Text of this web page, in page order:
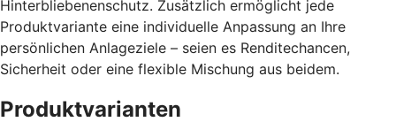
Hinterbliebenenschutz. Zusätzlich ermöglicht jede
Produktvariante eine individuelle Anpassung an Ihre
persönlichen Anlageziele – seien es Renditechancen,
Sicherheit oder eine flexible Mischung aus beidem.
Produktvarianten